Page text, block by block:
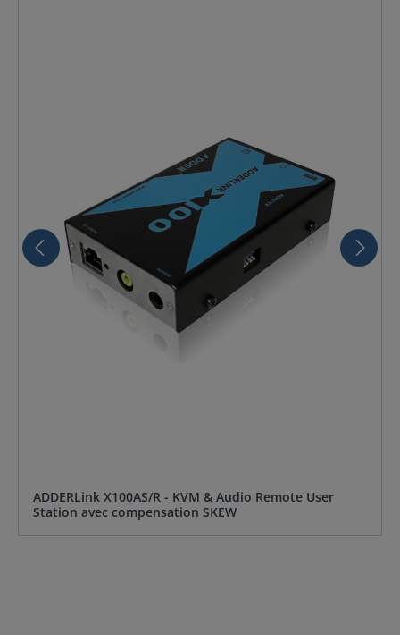
ADDERLink X100AS/R - KVM & Audio Remote User
Station avec compensation SKEW